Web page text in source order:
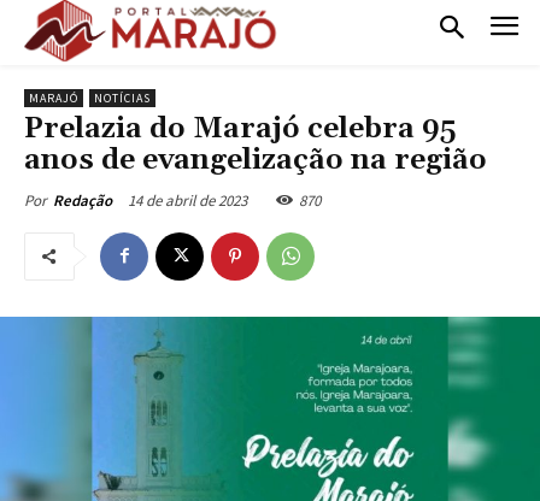
MARAJÓ NOTÍCIAS
Prelazia do Marajó celebra 95
anos de evangelização na região
Por Redação 14 de abril de 2023 870